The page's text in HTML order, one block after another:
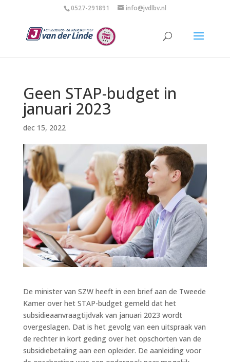
0527-291891 info@jvdlbv.nl
Geen STAP-budget in
januari 2023
dec 15, 2022
De minister van SZW heeft in een brief aan de Tweede
Kamer over het STAP-budget gemeld dat het
subsidieaanvraagtijdvak van januari 2023 wordt
overgeslagen. Dat is het gevolg van een uitspraak van
de rechter in kort geding over het opschorten van de
subsidiebetaling aan een opleider. De aanleiding voor